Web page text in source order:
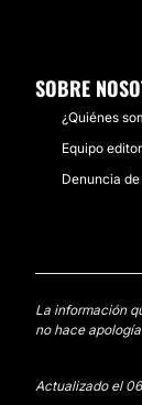
SOBRE
¿Quiénes
Equipo
Denuncia
La información
no hace
Actualizado el